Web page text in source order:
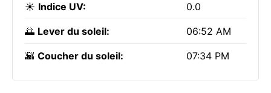
☀️ Indice UV: 0.0
🌅 Lever du soleil: 06:52 AM
🌇 Coucher du soleil: 07:34 PM